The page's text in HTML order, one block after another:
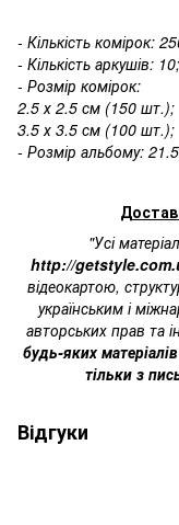
- Кількість комірок:
- Кількість аркушів: 10;
- Розмір комірок:
2.5 х 2.5 см (150 шт.);
3.5 х 3.5 см (100 шт.);
- Розмір альбому:
"Усі
http://
відеокартою,
українським і
авторських прав та
будь-яких
тільки з
Відгуки